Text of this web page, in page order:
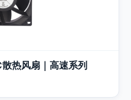
热风扇｜高速系列